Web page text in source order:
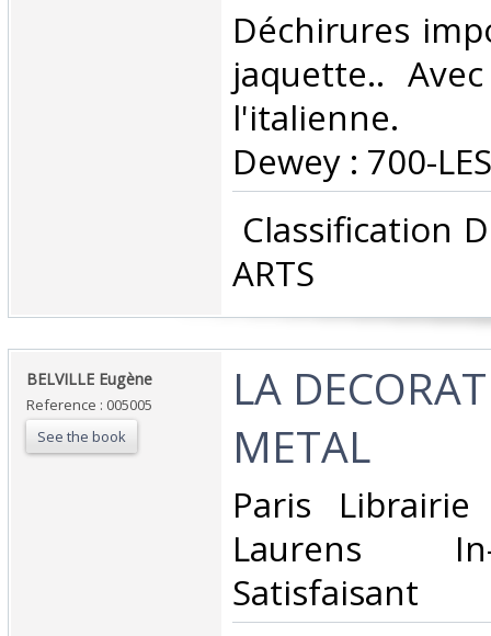
Déchirures
jaquette..
l'italienne.
Dewey : 700-
Classification
ARTS‎
‎BELVILLE Eugène‎
Reference : 005005
See the book
‎LA
METAL‎
‎Paris
Laurens
Satisfaisant ‎